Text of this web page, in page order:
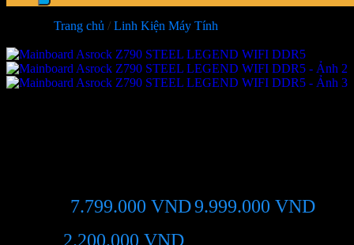
Trang chủ / Linh Kiện Máy Tính
7.799.000 VND9.999.000 VND
2.200.000 VND